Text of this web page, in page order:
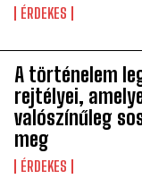
ÉRDEKES
A történelem
rejtélyei,
valószínűleg
meg
ÉRDEKES